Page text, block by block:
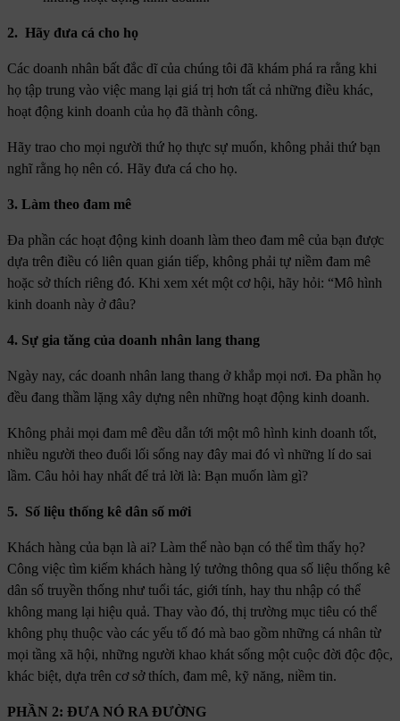
2. Hãy đưa cá cho họ
Các doanh nhân bất đắc dĩ của chúng tôi đã khám phá ra rằng khi
họ tập trung vào việc mang lại giá trị hơn tất cả những điều khác,
hoạt động kinh doanh của họ đã thành công.
Hãy trao cho mọi người thứ họ thực sự muốn, không phải thứ bạn
nghĩ rằng họ nên có. Hãy đưa cá cho họ.
3. Làm theo đam mê
Đa phần các hoạt động kinh doanh làm theo đam mê của bạn được
dựa trên điều có liên quan gián tiếp, không phải tự niềm đam mê
hoặc sở thích riêng đó. Khi xem xét một cơ hội, hãy hỏi: “Mô hình
kinh doanh này ở đâu?
4. Sự gia tăng của doanh nhân lang thang
Ngày nay, các doanh nhân lang thang ở khắp mọi nơi. Đa phần họ
đều đang thầm lặng xây dựng nên những hoạt động kinh doanh.
Không phải mọi đam mê đều dẫn tới một mô hình kinh doanh tốt,
nhiều người theo đuổi lối sống nay đây mai đó vì những lí do sai
lầm. Câu hỏi hay nhất để trả lời là: Bạn muốn làm gì?
5. Số liệu thống kê dân số mới
Khách hàng của bạn là ai? Làm thế nào bạn có thể tìm thấy họ?
Công việc tìm kiếm khách hàng lý tưởng thông qua số liệu thống kê
dân số truyền thống như tuổi tác, giới tính, hay thu nhập có thể
không mang lại hiệu quả. Thay vào đó, thị trường mục tiêu có thể
không phụ thuộc vào các yếu tố đó mà bao gồm những cá nhân từ
mọi tầng xã hội, những người khao khát sống một cuộc đời độc độc,
khác biệt, dựa trên cơ sở thích, đam mê, kỹ năng, niềm tin.
PHẦN 2: ĐƯA NÓ RA ĐƯỜNG